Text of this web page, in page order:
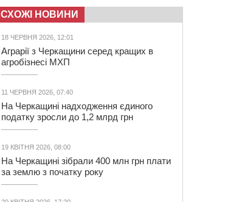
СХОЖІ НОВИНИ
18 ЧЕРВНЯ 2026, 12:01
Аграрії з Черкащини серед кращих в
агробізнесі МХП
11 ЧЕРВНЯ 2026, 07:40
На Черкащині надходження єдиного
податку зросли до 1,2 млрд грн
19 КВІТНЯ 2026, 08:00
На Черкащині зібрали 400 млн грн плати
за землю з початку року